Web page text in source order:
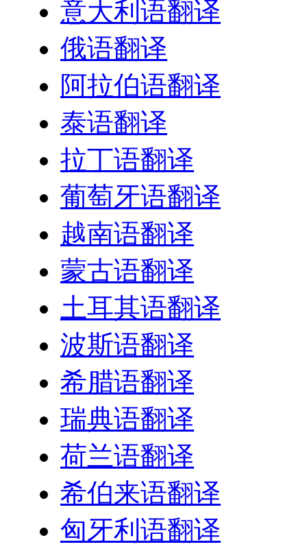
意大利语翻译
俄语翻译
阿拉伯语翻译
泰语翻译
拉丁语翻译
葡萄牙语翻译
越南语翻译
蒙古语翻译
土耳其语翻译
波斯语翻译
希腊语翻译
瑞典语翻译
荷兰语翻译
希伯来语翻译
匈牙利语翻译